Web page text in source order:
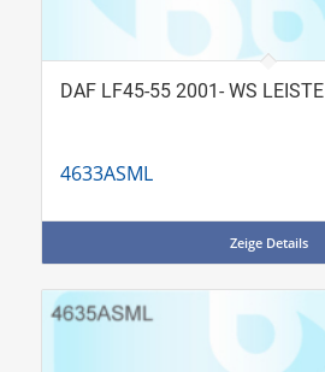
DAF LF45-55 2001- WS LEISTE
4633ASML
Zeige Details